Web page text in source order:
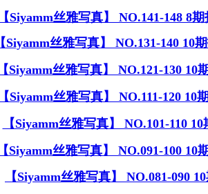
【Siyamm丝雅写真】 NO.141-148 8
【Siyamm丝雅写真】 NO.131-140 10
【Siyamm丝雅写真】 NO.121-130 10
【Siyamm丝雅写真】 NO.111-120 10
【Siyamm丝雅写真】 NO.101-110
【Siyamm丝雅写真】 NO.091-100 10
【Siyamm丝雅写真】 NO.081-090